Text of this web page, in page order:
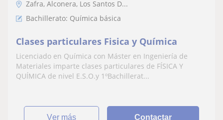
Zafra, Alconera, Los Santos D...
Bachillerato: Química básica
Clases particulares Fisica y Química
Licenciado en Química con Máster en Ingeniería de
Materiales imparte clases particulares de FÍSICA Y
QUÍMICA de nivel E.S.O.y 1ºBachillerat...
ver más Contactar